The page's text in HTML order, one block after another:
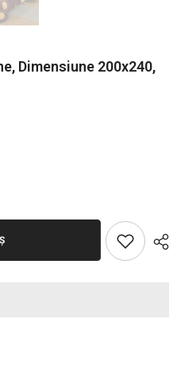
Dimensiune 200x240,